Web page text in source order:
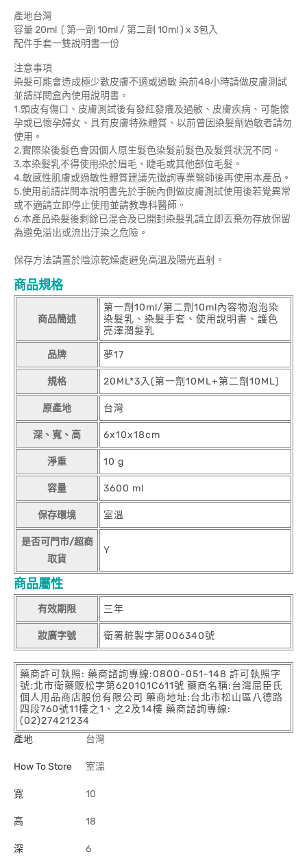
產地台灣
容量 20ml ( 第一劑 10ml / 第二劑 10ml ) x 3包入
配件手套一雙說明書一份
注意事項
染髮可能會造成極少數皮膚不適或過敏 染前48小時請做皮膚測試
並請詳閱盒內使用說明書。
1.頭皮有傷口、皮膚測試後有發紅發癢及過敏、皮膚疾病、可能懷
孕或已懷孕婦女、具有皮膚特殊體質、以前曾因染髮劑過敏者請勿
使用。
2.實際染後髮色會因個人原生髮色染髮前髮色及髮質狀況不同。
3.本染髮乳不得使用染於眉毛、睫毛或其他部位毛髮。
4.敏感性肌膚或過敏性體質建議先徵詢專業醫師後再使用本產品。
5.使用前請詳閱本說明書先於手腕內側做皮膚測試使用後若覺異常
或不適請立即停止使用並請教專科醫師。
6.本產品染髮後剩餘已混合及已開封染髮乳請立即丟棄勿存放保留
為避免溢出或流出汙染之危險。
保存方法請置於陰涼乾燥處避免高溫及陽光直射。
商品規格
商品簡述
第一劑10ml/第二劑10ml內容物泡泡染
染髮乳、染髮手套、使用說明書、護色
亮澤潤髮乳
品牌 夢17
規格 20ML*3入(第一劑10ML+第二劑10ML)
原產地 台灣
深、寬、高 6x10x18cm
淨重 10 g
容量 3600 ml
保存環境 室溫
是否可門市/超商
取貨
Y
商品屬性
有效期限 三年
妝廣字號 衛署粧製字第006340號
藥商許可執照: 藥商諮詢專線:0800-051-148 許可執照字
號:北市衛藥販松字第620101C611號 藥商名稱:台灣屈臣氏
個人用品商店股份有限公司 藥商地址:台北市松山區八德路
四段760號11樓之1、之2及14樓 藥商諮詢專線:
(02)27421234
產地
台灣
How To Store 室溫
寬 10
高 18
深 6